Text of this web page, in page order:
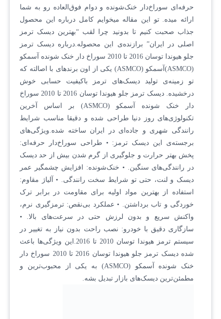
حرفه‌ای سوراخ‌دار خنک‌شونده و دوام فوق‌العاده رو به شما
ارائه میده. تو این مقاله میخوایم کامل درباره این محصول
جذاب صحبت کنیم تا بدونید چرا لقب “بهترین دیسک ترمز
اصلی در ایران” برازنده‌ی این محصوله.درباره دیسک ترمز
جلو هیوندا توسان 2016 تا 2010 سوراخ دار خنک شونده آسمکو
(ASMCO)آسمکو (ASMCO) یکی از اون برندهای با اصالته که
تو زمینه‌ی تولید دیسک‌های ترمز باکیفیت حسابی خوش
درخشیده. دیسک ترمز جلو هیوندا توسان 2016 تا 2010 سوراخ
دار خنک شونده آسمکو (ASMCO) بر اساس آخرین
تکنولوژی‌های روز دنیا طراحی شده و دقیقا مناسب شرایط
رانندگی شهری و جاده‌ای در ایران ساخته شده.ویژگی‌های
برجسته‌ی این دیسک ترمز: • طراحی سوراخ‌دار حرفه‌ای:
پخش بهتر حرارت و جلوگیری از گرم شدن بیش از حد دیسک
در رانندگی‌های سنگین. • خنک‌شونده: افزایش چشمگیر عمر
دیسک و لنت، حتی تو شرایط سخت رانندگی. • آلیاژ مقاوم:
استفاده از بهترین مواد اولیه برای مقاومت در برابر ترک
خوردگی و تاب برداشتن. • عملکرد بی‌نقص: ترمزگیری نرم،
واکنش سریع و بدون لرزش حتی در سرعت‌های بالا. •
سازگاری دقیق با خودرو: نصب راحت بدون نیاز به تغییر در
سیستم ترمز هیوندا توسان 2010 تا 2016.این ویژگی‌ها باعث
شده دیسک ترمز جلو هیوندا توسان 2016 تا 2010 سوراخ دار
خنک شونده آسمکو (ASMCO) به یکی از محبوب‌ترین و
مطمئن‌ترین دیسک‌های بازار تبدیل بشه.